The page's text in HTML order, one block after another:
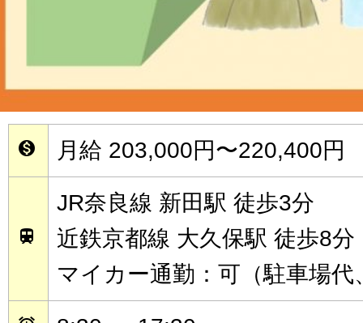
 月給 203,000円〜220,400円

JR奈良線 新田駅 徒歩3分
近鉄京都線 大久保駅 徒歩8分
マイカー通勤：可（駐車場